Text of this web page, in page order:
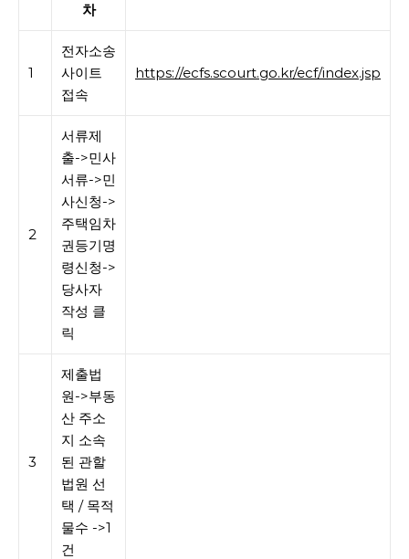
차
1
전자소송
사이트
접속
https://ecfs.scourt.go.kr/ecf/index.jsp
2
서류제
출->민사
서류->민
사신청->
주택임차
권등기명
령신청->
당사자
작성 클
릭
3
제출법
원->부동
산 주소
지 소속
된 관할
법원 선
택 / 목적
물수 ->1
건